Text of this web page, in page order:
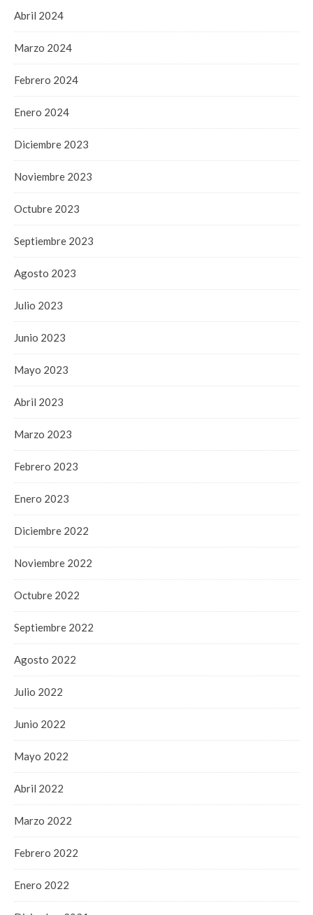
Abril 2024
Marzo 2024
Febrero 2024
Enero 2024
Diciembre 2023
Noviembre 2023
Octubre 2023
Septiembre 2023
Agosto 2023
Julio 2023
Junio 2023
Mayo 2023
Abril 2023
Marzo 2023
Febrero 2023
Enero 2023
Diciembre 2022
Noviembre 2022
Octubre 2022
Septiembre 2022
Agosto 2022
Julio 2022
Junio 2022
Mayo 2022
Abril 2022
Marzo 2022
Febrero 2022
Enero 2022